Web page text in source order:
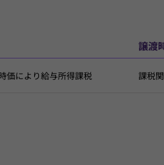
譲渡
価により給与所得課税 課税